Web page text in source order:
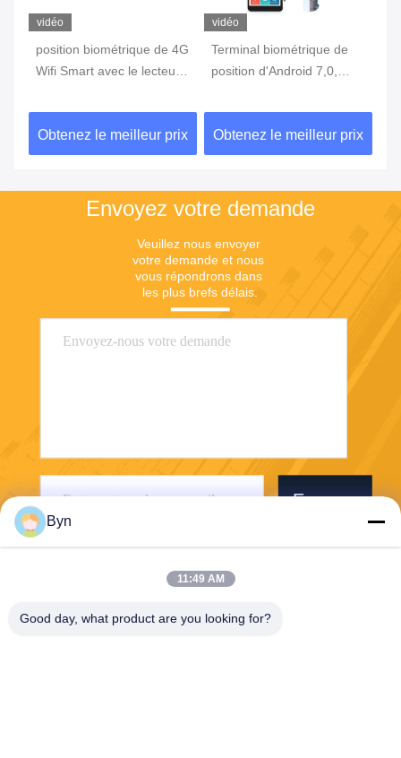
vidéo
position biométrique de 4G
Wifi Smart avec le lecteur
Touch Screen
Obtenez le meilleur prix
vidéo
Terminal biométrique de
position d'Android 7,0,
position avec l'imprimante
Built In Battery
Obtenez le meilleur prix
Envoyez votre demande
Veuillez nous envoyer
votre demande et nous
vous répondrons dans
les plus brefs délais.
Envoyer
Byn
11:49 AM
Good day, what product are you looking for?